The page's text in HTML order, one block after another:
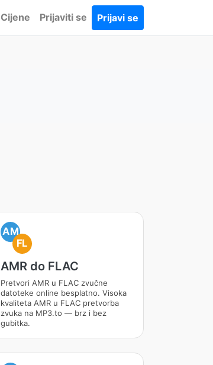
Cijene Prijaviti se Prijavi se
AM
FL
AMR do FLAC
Pretvori AMR u FLAC zvučne
datoteke online besplatno. Visoka
kvaliteta AMR u FLAC pretvorba
zvuka na MP3.to — brz i bez
gubitka.